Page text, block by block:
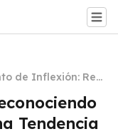
de Inflexión: Rec
el Momento Cl
una Tendencia
Tendencia